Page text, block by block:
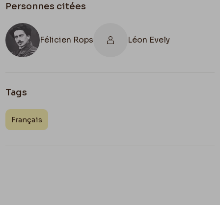
Personnes citées
Félicien Rops Léon Evely
Tags
Français